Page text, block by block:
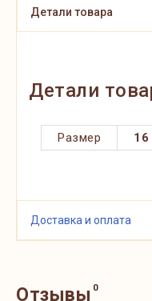
Детали товара
Детали
Размер
Доставка и оплата
Отзывы 0